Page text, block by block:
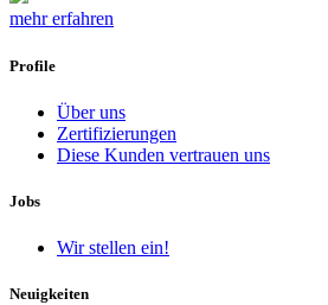
mehr erfahren
Profile
Über uns
Zertifizierungen
Diese Kunden vertrauen uns
Jobs
Wir stellen ein!
Neuigkeiten